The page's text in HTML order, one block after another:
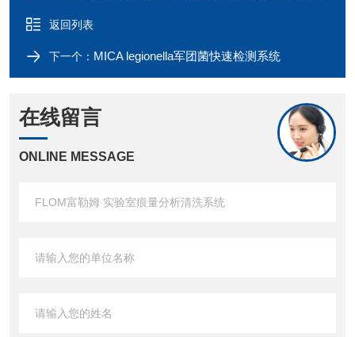
返回列表
下一个： MICA legionella军团菌快速检测系统
在线留言
ONLINE MESSAGE